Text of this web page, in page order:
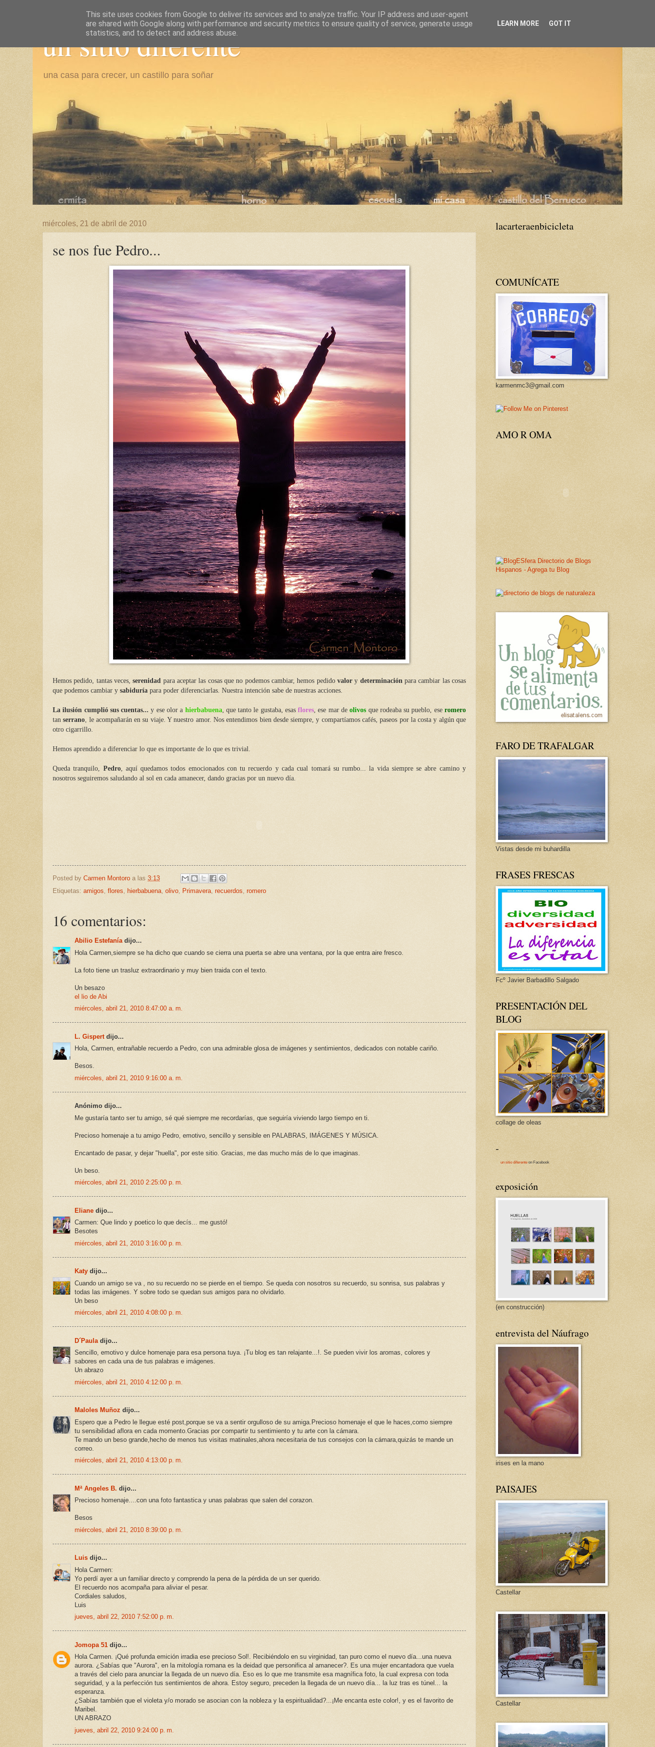
un sitio diferente
una casa para crecer, un castillo para soñar
miércoles, 21 de abril de 2010
se nos fue Pedro...
Hemos pedido, tantas veces,serenidad para aceptar las cosas que no podemos cambiar, hemos pedidovalor y determinación para cambiar las cosas
que podemos cambiar y sabiduría para poder diferenciarlas. Nuestra intención sabe de nuestras acciones.
La ilusión cumplió sus cuentas... y ese olor a hierbabuena, que tanto le gustaba, esasflores , ese mar deolivosque rodeaba su pueblo, eseromero
tanserrano le acompañarán en su viaje. Y nuestro amor. Nos entendimos bien desde siempre, y compartíamos cafés, paseos por la costa y algún que
otro cigarrillo.
Hemos aprendido a diferenciar lo que es importante de lo que es trivial.
Queda tranquilo, Pedro, aquí quedamos todos emocionados con tu recuerdo y cada cual tomará su rumbo... la vida siempre se abre camino y
nosotros seguiremos saludando al sol en cada amanecer, dando gracias por un nuevo día.
Posted by Carmen Montoro a las 3:13
Etiquetas: amigos, flores, hierbabuena, olivo, Primavera, recuerdos, romero
16 comentarios:
Abilio Estefaníadijo...
Hola Carmen,siempre se ha dicho que cuando se cierra una puerta se abre una ventana, por la que entra aire fresco.
La foto tiene un trasluz extraordinario y muy bien traida con el texto.
Un besazo
el lio de Abi
miércoles, abril 21, 2010 8:47:00 a. m.
L. Gispertdijo...
Hola, Carmen, entrañable recuerdo a Pedro, con una admirable glosa de imágenes y sentimientos, dedicados con notable cariño.
Besos.
miércoles, abril 21, 2010 9:16:00 a. m.
Anónimo dijo...
Me gustaría tanto ser tu amigo, sé qué siempre me recordarías, que seguiría viviendo largo tiempo en ti.
Precioso homenaje a tu amigo Pedro, emotivo, sencillo y sensible en PALABRAS, IMÁGENES Y MÚSICA.
Encantado de pasar, y dejar "huella", por este sitio. Gracias, me das mucho más de lo que imaginas.
Un beso.
miércoles, abril 21, 2010 2:25:00 p. m.
Eliane dijo...
Carmen: Que lindo y poetico lo que decís... me gustó!
Besotes
miércoles, abril 21, 2010 3:16:00 p. m.
Katy dijo...
Cuando un amigo se va , no su recuerdo no se pierde en el tiempo. Se queda con nosotros su recuerdo, su sonrisa, sus palabras y
todas las imágenes. Y sobre todo se quedan sus amigos para no olvidarlo.
Un beso
miércoles, abril 21, 2010 4:08:00 p. m.
D´Paula dijo...
Sencillo, emotivo y dulce homenaje para esa persona tuya. ¡Tu blog es tan relajante...!. Se pueden vivir los aromas, colores y
sabores en cada una de tus palabras e imágenes.
Un abrazo
miércoles, abril 21, 2010 4:12:00 p. m.
Maloles Muñoz dijo...
Espero que a Pedro le llegue esté post,porque se va a sentir orgulloso de su amiga.Precioso homenaje el que le haces,como siempre
tu sensibilidad aflora en cada momento.Gracias por compartir tu sentimiento y tu arte con la cámara.
Te mando un beso grande,hecho de menos tus visitas matinales,ahora necesitaria de tus consejos con la cámara,quizás te mande un
correo.
miércoles, abril 21, 2010 4:13:00 p. m.
Mª Angeles B. dijo...
Precioso homenaje....con una foto fantastica y unas palabras que salen del corazon.
Besos
miércoles, abril 21, 2010 8:39:00 p. m.
Luis dijo...
Hola Carmen:
Yo perdí ayer a un familiar directo y comprendo la pena de la pérdida de un ser querido.
El recuerdo nos acompaña para aliviar el pesar.
Cordiales saludos,
Luis
jueves, abril 22, 2010 7:52:00 p. m.
Jomopa 51 dijo...
Hola Carmen. ¡Qué profunda emición irradia ese precioso Sol!. Recibiéndolo en su virginidad, tan puro como el nuevo día...una nueva
aurora. ¿Sabías que "Aurora", en la mitología romana es la deidad que personifica al amanecer?. Es una mujer encantadora que vuela
a través del cielo para anunciar la llegada de un nuevo día. Eso es lo que me transmite esa magnífica foto, la cual expresa con toda
seguridad, y a la perfección tus sentimientos de ahora. Estoy seguro, preceden la llegada de un nuevo día... la luz tras es túnel... la
esperanza.
¿Sabías también que el violeta y/o morado se asocian con la nobleza y la espiritualidad?...¡Me encanta este color!, y es el favorito de
Maribel.
UN ABRAZO
jueves, abril 22, 2010 9:24:00 p. m.
lacarteraenbicicleta
COMUNÍCATE
karmenmc3@gmail.com
AMO R OMA
FARO DE TRAFALGAR
Vistas desde mi buhardilla
FRASES FRESCAS
Fcº Javier Barbadillo Salgado
PRESENTACIÓN DEL
BLOG
collage de oleas
-
un sitio diferente on Facebook
exposición
(en construcción)
entrevista del Náufrago
irises en la mano
PAISAJES
Castellar
Castellar
This site uses cookies from Google to deliver its services and to analyze traffic. Your IP address and user-agent
are shared with Google along with performance and security metrics to ensure quality of service, generate usage
statistics, and to detect and address abuse.
LEARN MORE GOT IT